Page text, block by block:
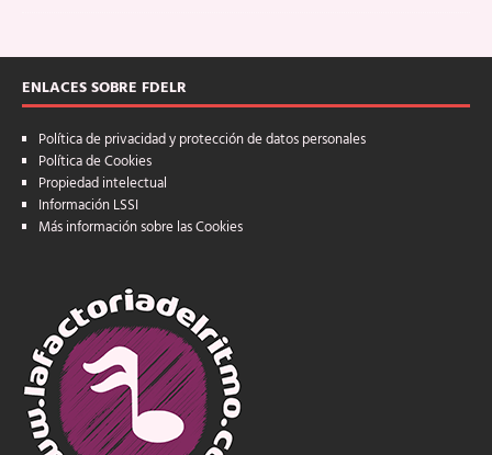
ENLACES SOBRE FDELR
Política de privacidad y protección de datos personales
Política de Cookies
Propiedad intelectual
Información LSSI
Más información sobre las Cookies